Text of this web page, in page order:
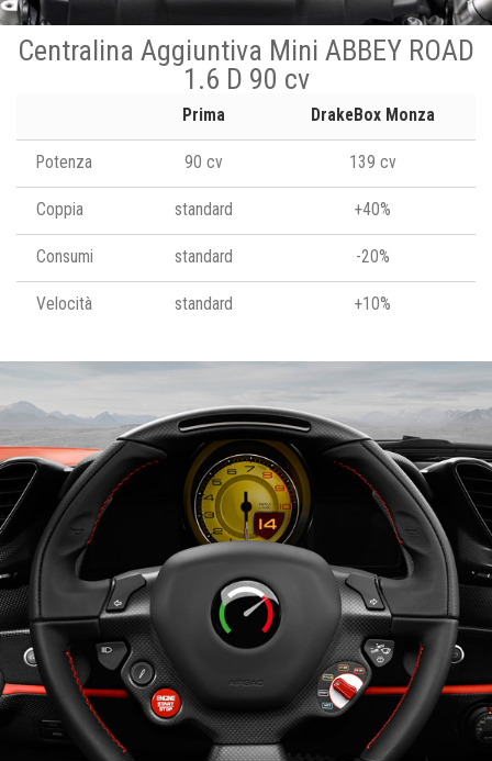
Centralina Aggiuntiva Mini ABBEY ROAD
1.6 D 90 cv
Prima DrakeBox Monza
Potenza 90 cv 139 cv
Coppia standard +40%
Consumi standard -20%
Velocità standard +10%